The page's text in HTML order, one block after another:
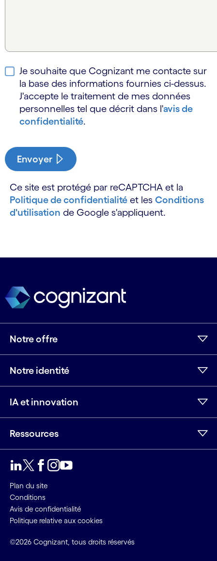
Je souhaite que Cognizant me contacte sur
la base des informations fournies ci-dessus.
J'accepte le traitement de mes données
personnelles tel que décrit dans l'avis de
confidentialité.
Envoyer
Ce site est protégé par reCAPTCHA et la
Politique de confidentialité et les Conditions
d'utilisation de Google s'appliquent.
Notre offre
Notre identité
IA et innovation
Ressources
Plan du site
Conditions
Avis de confidentialité
Politique relative aux cookies
©2026 Cognizant, tous droits réservés